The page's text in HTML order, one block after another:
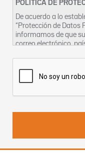
POLÍTICA DE
De acuerdo a lo
“Protección de Datos
informamos de que
correo electrónico,
Uruguay S.A. con
Herrera, 1248 World
estadísticos, a los
empresa. En todo
personales,